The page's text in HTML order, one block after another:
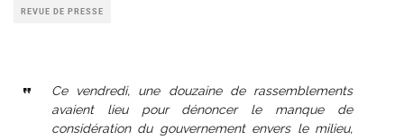
REVUE DE PRESSE
Ce vendredi, une douzaine de rassemblements
avaient lieu pour dénoncer le manque de
considération du gouvernement envers le milieu,